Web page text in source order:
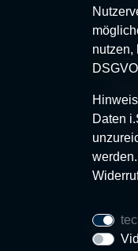
Tel.
Fax
MVZ-
Im
© 2026
nutzen,
Daten